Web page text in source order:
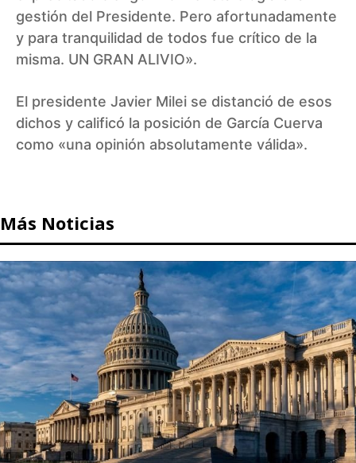
gestión del Presidente. Pero afortunadamente
y para tranquilidad de todos fue crítico de la
misma. UN GRAN ALIVIO».
El presidente Javier Milei se distanció de esos
dichos y calificó la posición de García Cuerva
como «una opinión absolutamente válida».
Más Noticias